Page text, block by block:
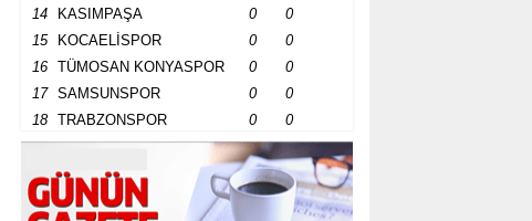
14
KASIMPAŞA 0
0
15
KOCAELİSPOR 0
0
16
TÜMOSAN KONYASPOR 0
0
17
SAMSUNSPOR 0
0
18
TRABZONSPOR 0 0